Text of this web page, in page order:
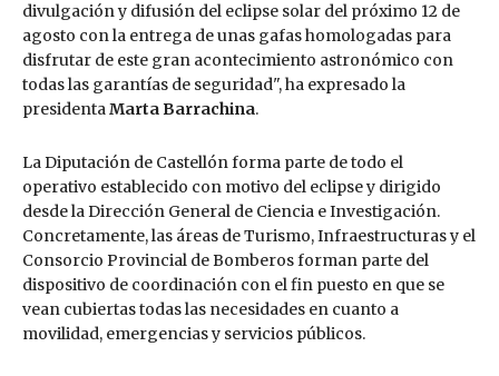
divulgación y difusión del eclipse solar del próximo 12 de
agosto con la entrega de unas gafas homologadas para
disfrutar de este gran acontecimiento astronómico con
todas las garantías de seguridad", ha expresado la
presidentaMarta Barrachina.
La Diputación de Castellón forma parte de todo el
operativo establecido con motivo del eclipse y dirigido
desde la Dirección General de Ciencia e Investigación.
Concretamente, las áreas de Turismo, Infraestructuras y el
Consorcio Provincial de Bomberos forman parte del
dispositivo de coordinación con el fin puesto en que se
vean cubiertas todas las necesidades en cuanto a
movilidad, emergencias y servicios públicos.